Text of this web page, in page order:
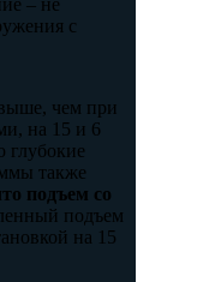
– не
с
чем при
на 15 и 6
глубокие
также
подъем со
подъем
на 15